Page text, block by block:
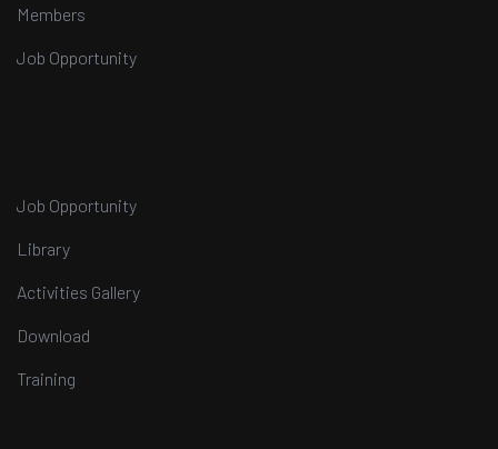
Members
Job Opportunity
Job Opportunity
Library
Activities Gallery
Download
Training